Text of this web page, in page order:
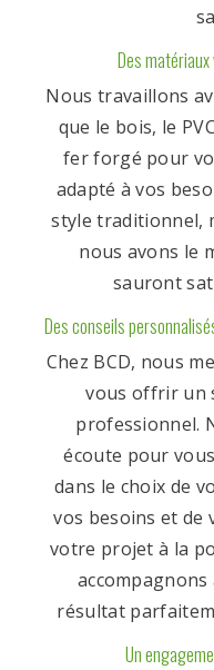
Des
Nous travaillons
que le bois, le
fer forgé pour
adapté à vos
style traditionnel,
nous avons le
sauront
Des conseils
Chez BCD, nous
vous offrir un
professionnel.
écoute pour
dans le choix de
vos besoins et de
votre projet à la
résultat
Un